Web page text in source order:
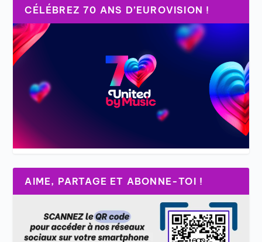
CÉLÉBREZ 70 ANS D’EUROVISION !
AIME, PARTAGE ET ABONNE-TOI !